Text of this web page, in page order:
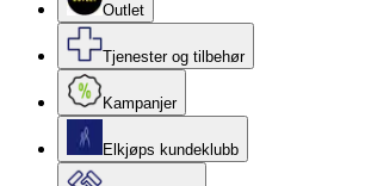
Outlet
Tjenester og tilbehør
Kampanjer
Elkjøps kundeklubb